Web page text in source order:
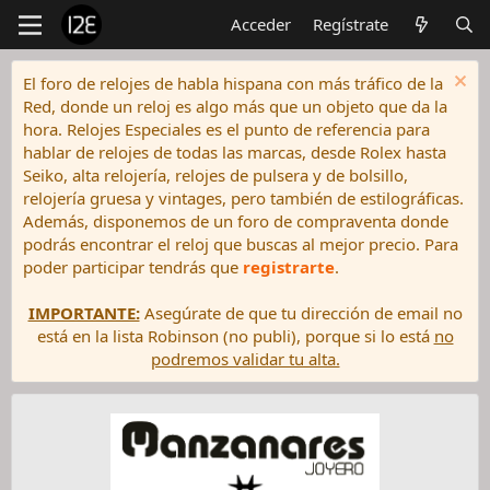
Acceder Regístrate
El foro de relojes de habla hispana con más tráfico de la
Red, donde un reloj es algo más que un objeto que da la
hora. Relojes Especiales es el punto de referencia para
hablar de relojes de todas las marcas, desde Rolex hasta
Seiko, alta relojería, relojes de pulsera y de bolsillo,
relojería gruesa y vintages, pero también de estilográficas.
Además, disponemos de un foro de compraventa donde
podrás encontrar el reloj que buscas al mejor precio. Para
poder participar tendrás que registrarte.
IMPORTANTE:Asegúrate de que tu dirección de email no
está en la lista Robinson (no publi), porque si lo está no
podremos validar tu alta.